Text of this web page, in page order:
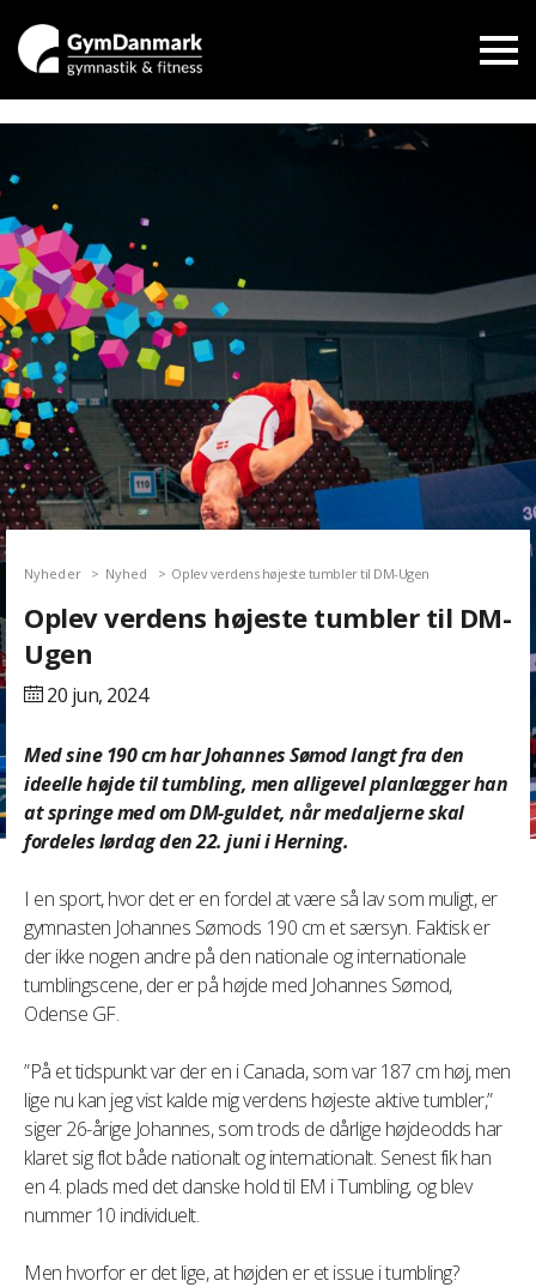
Nyheder Nyhed Oplev verdens højeste tumbler til DM-Ugen
Oplev verdens højeste tumbler til DM-
Ugen
20 jun, 2024
Med sine 190 cm har Johannes Sømod langt fra den
ideelle højde til tumbling, men alligevel planlægger han
at springe med om DM-guldet, når medaljerne skal
fordeles lørdag den 22. juni i Herning.
I en sport, hvor det er en fordel at være så lav som muligt, er
gymnasten Johannes Sømods 190 cm et særsyn. Faktisk er
der ikke nogen andre på den nationale og internationale
tumblingscene, der er på højde med Johannes Sømod,
Odense GF.
”På et tidspunkt var der en i Canada, som var 187 cm høj, men
lige nu kan jeg vist kalde mig verdens højeste aktive tumbler,”
siger 26-årige Johannes, som trods de dårlige højdeodds har
klaret sig flot både nationalt og internationalt. Senest fik han
en 4. plads med det danske hold til EM i Tumbling, og blev
nummer 10 individuelt.
Men hvorfor er det lige, at højden er et issue i tumbling?